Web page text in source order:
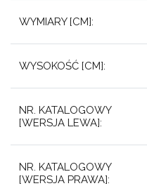
WYMIARY [CM]:
WYSOKOŚĆ [CM]:
NR. KATALOGOWY
[WERSJA LEWA]:
NR. KATALOGOWY
[WERSJA PRAWA]: